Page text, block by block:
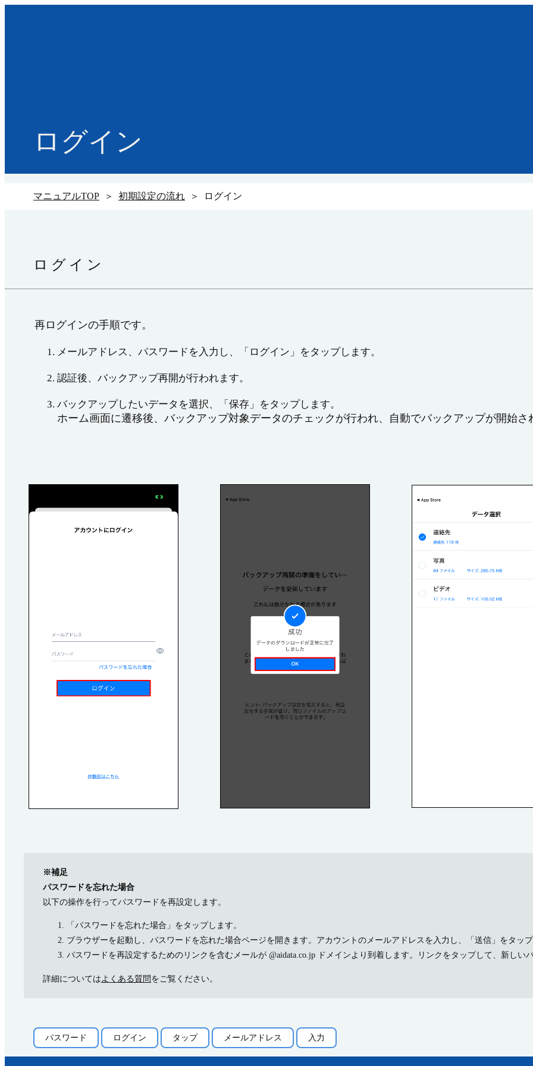
ログイン
マニュアルTOP ＞ 初期設定の流れ ＞ ログイン
ログイン
再ログインの手順です。
メールアドレス、パスワードを入力し、「ログイン」をタップします。
認証後、バックアップ再開が行われます。
バックアップしたいデータを選択、「保存」をタップします。
ホーム画面に遷移後、バックアップ対象データのチェックが行われ、自動でバックアップが開始さ
※補足
パスワードを忘れた場合
以下の操作を行ってパスワードを再設定します。
「パスワードを忘れた場合」をタップします。
ブラウザーを起動し、パスワードを忘れた場合ページを開きます。アカウントのメールアドレスを入力し、「送信」をタッ
パスワードを再設定するためのリンクを含むメールが @aidata.co.jp ドメインより到着します。リンクをタップして、新しい
詳細についてはよくある質問をご覧ください。
パスワード ログイン タップ メールアドレス 入力